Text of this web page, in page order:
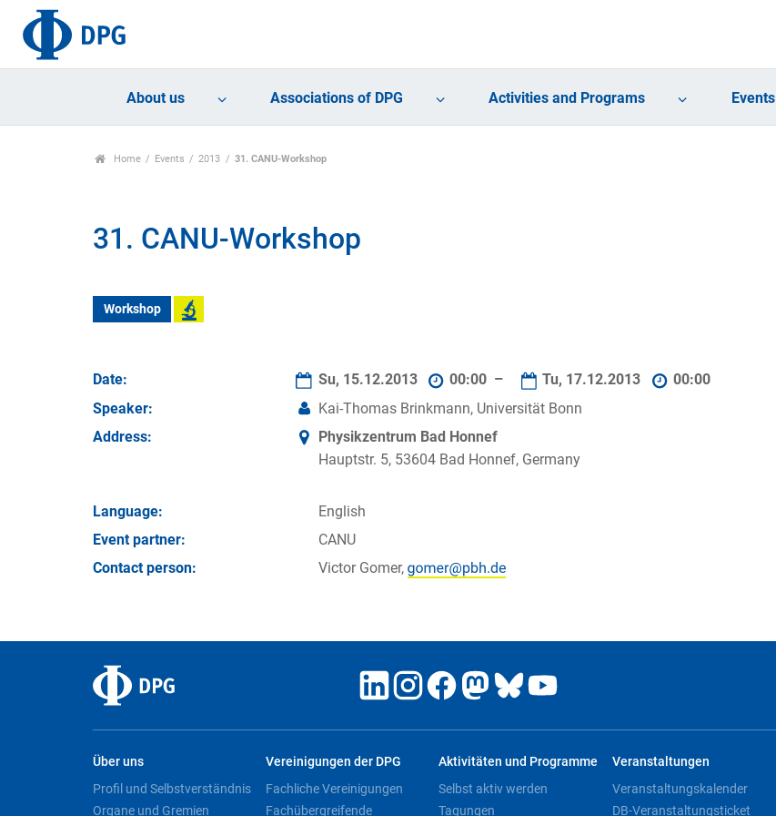
About us Associations of DPG Activities and Programs Events
Home Events 2013 31. CANU-Workshop
31. CANU-Workshop
Workshop
Date: Su, 15.12.2013 00:00 – Tu, 17.12.2013
00:00
Speaker:
Kai-Thomas Brinkmann, Universität Bonn
Address:
Physikzentrum Bad Honnef
Hauptstr. 5, 53604 Bad Honnef, Germany
Language:
English
Event partner:
CANU
Contact person:
Victor Gomer,
Über uns
Profil und Selbstverständnis
Organe und Gremien
Vereinigungen der DPG
Fachliche Vereinigungen
Fachübergreifende
Aktivitäten und Programme
Selbst aktiv werden
Tagungen
Veranstaltungen
Veranstaltungskalender
DB-Veranstaltungsticket